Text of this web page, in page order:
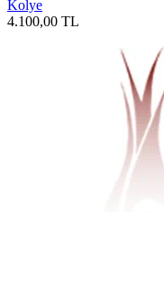
Kolye
4.100,00 TL